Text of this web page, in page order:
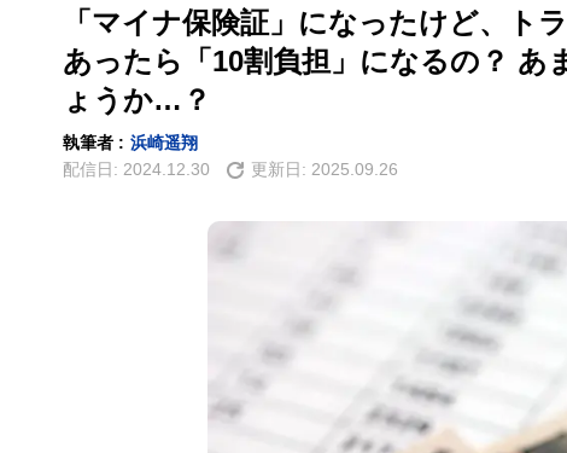
「マイナ保険証」になったけど、ト
あったら「10割負担」になるの？ あ
ょうか…？
執筆者 : 浜崎遥翔
配信日: 2024.12.30 更新日: 2025.09.26